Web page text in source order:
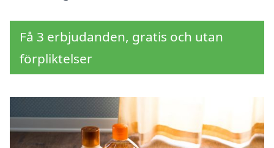
Få 3 erbjudanden, gratis och utan
förpliktelser